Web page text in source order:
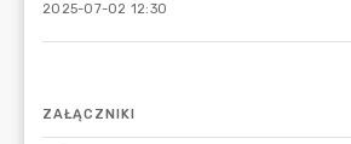
2025-07-02 12:30
ZAŁĄCZNIKI